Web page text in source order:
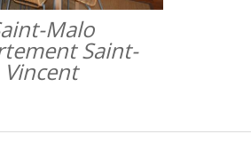
Malo
Saint-
Vincent